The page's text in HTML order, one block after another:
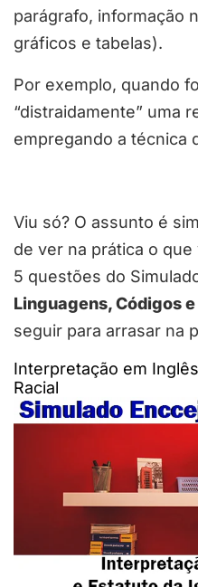
parágrafo, informação
gráficos e tabelas).
Por exemplo, quando
“distraidamente” uma
empregando a técnica
Viu só? O assunto é
de ver na prática o
5 questões do
Linguagens, Códigos
seguir para arrasar na
Interpretação em
Racial